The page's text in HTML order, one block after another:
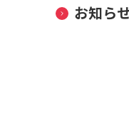
お知ら